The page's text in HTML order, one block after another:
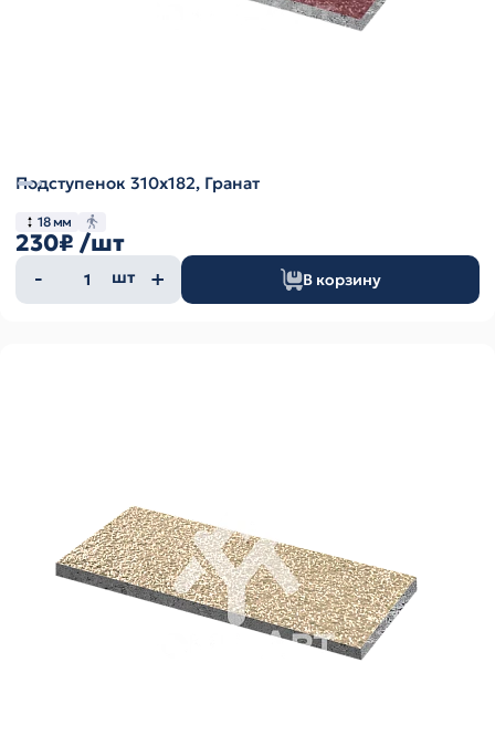
Подступенок 310х182, Гранат
18 мм
230₽ /шт
Количество
товара
шт В корзину